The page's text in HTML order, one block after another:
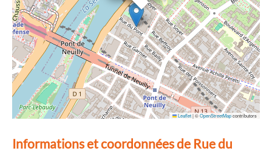
Leaflet|©OpenStreetMapcontributors
Informations et coordonnées de Rue du